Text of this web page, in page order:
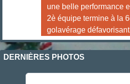
une belle performance
2è équipe termine à la
golavérage
DERNIÈRES PHOTOS